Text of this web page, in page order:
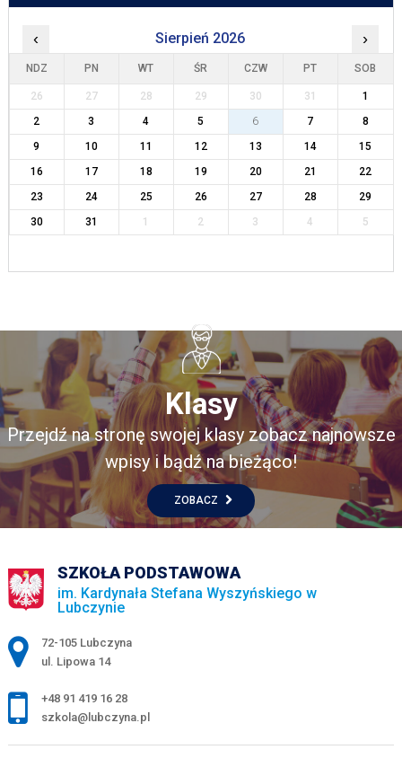
‹ Sierpień 2026 ›
NDZ PN WT ŚR CZW PT SOB
26 27 28 29 30 31
1
2
3 4 5 6 7
8
9
10 11 12 13 14
15
16
17 18 19 20 21
22
23
24 25 26 27 28
29
30
31 1 2 3 4 5
Klasy
Przejdź na stronę swojej klasy zobacz najnowsze
wpisy i bądź na bieżąco!
ZOBACZ
SZKOŁA PODSTAWOWA
im. Kardynała Stefana Wyszyńskiego w
Lubczynie
Adres pocztowy:
72-105 Lubczyna
ul. Lipowa 14
+48 91 419 16 28
szkola@lubczyna.pl